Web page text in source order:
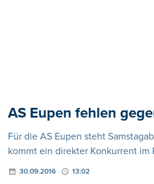
AS Eupen fehlen
Für die AS Eupen steht
kommt ein direkter Konkurrent
30.09.2016 13:02